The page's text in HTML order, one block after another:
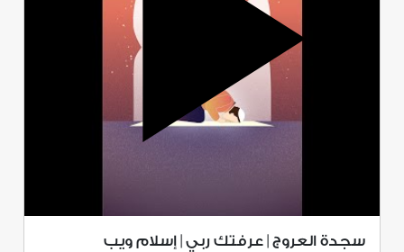
سجدة العروج | عرفتك ربي | إسلام ويب